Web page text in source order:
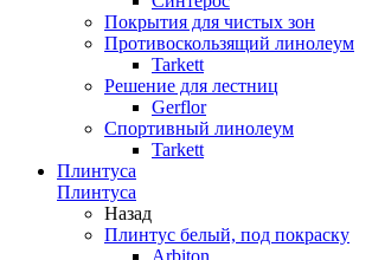
Покрытия для чистых зон
Противоскользящий линолеум
Tarkett
Решение для лестниц
Gerflor
Спортивный линолеум
Tarkett
Плинтуса
Плинтуса
Назад
Плинтус белый, под покраску
Arbiton